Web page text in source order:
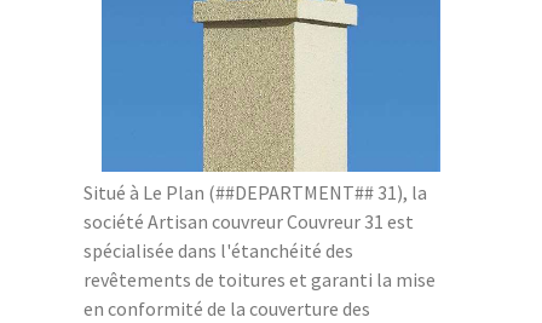
Situé à Le Plan (##DEPARTMENT## 31), la
société Artisan couvreur Couvreur 31 est
spécialisée dans l'étanchéité des
revêtements de toitures et garanti la mise
en conformité de la couverture des